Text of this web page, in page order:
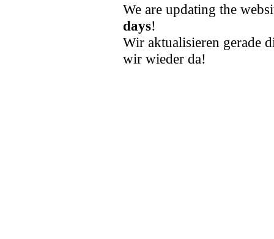
We are updating the
days!
Wir aktualisieren gerade
wir wieder da!